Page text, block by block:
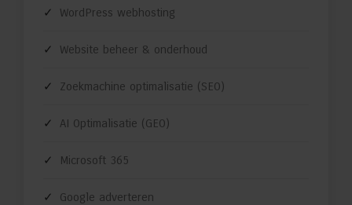
WordPress webhosting
Website beheer & onderhoud
Zoekmachine optimalisatie (SEO)
AI Optimalisatie (GEO)
Microsoft 365
Google adverteren